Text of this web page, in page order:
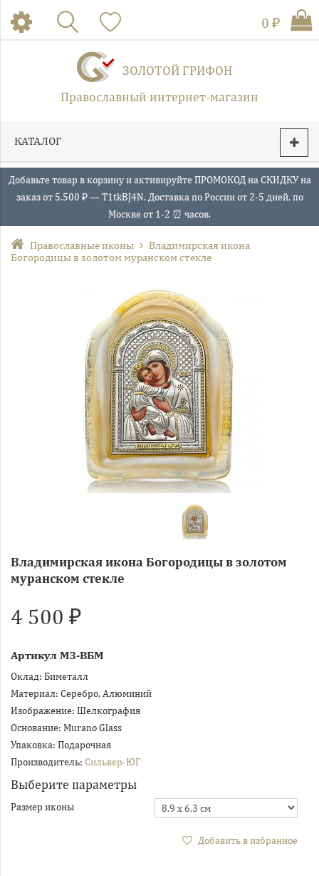
ЗОЛОТОЙ ГРИФОН
Православный интернет-магазин
0 ₽
КАТАЛОГ
Добавьте товар в корзину и активируйте ПРОМОКОД на СКИДКУ на
заказ от 5.500 ₽ — T1tkBJ4N. Доставка по России от 2-5 дней, по
Москве от 1-2 ⏰ часов.
Православные иконы
Владимирская икона
Богородицы в золотом муранском стекле
Владимирская икона Богородицы в золотом
муранском стекле
4 500 ₽
Артикул МЗ-ВБМ
Оклад: Биметалл
Материал: Серебро, Алюминий
Изображение: Шелкография
Основание: Murano Glass
Упаковка: Подарочная
Производитель: Сильвер-ЮГ
Выберите параметры
Размер иконы
Добавить в избранное